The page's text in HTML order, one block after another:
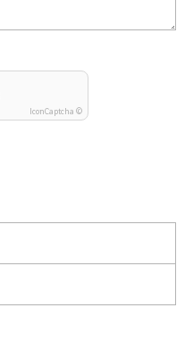
IconCaptcha ©